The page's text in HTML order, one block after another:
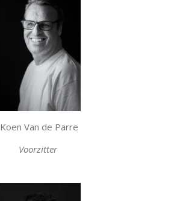
Koen Van de Parre
Voorzitter